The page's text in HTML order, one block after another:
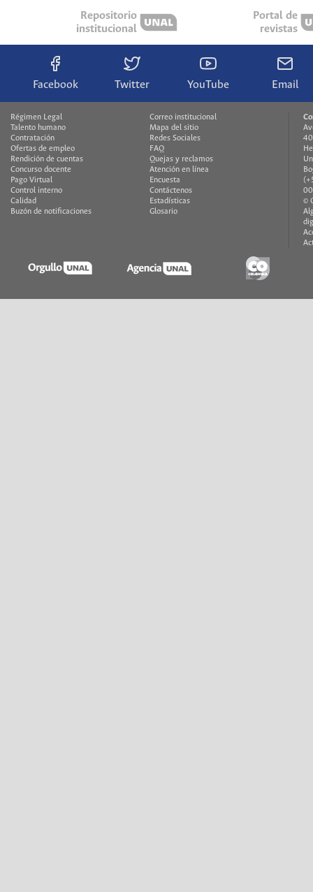
Repositorio
institucional
Portal de
revistas
Facebook Twitter YouTube Email
Régimen Legal
Talento humano
Contratación
Ofertas de empleo
Rendición de cuentas
Concurso docente
Pago Virtual
Control interno
Calidad
Buzón de notificaciones
Correo institucional
Mapa del sitio
Redes Sociales
FAQ
Quejas y reclamos
Atención en línea
Encuesta
Contáctenos
Estadísticas
Glosario
©